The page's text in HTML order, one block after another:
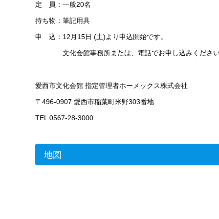
定 員：一般20名
持ち物：筆記用具
申 込：12月15日 (土)より申込開始です。
文化会館事務所または、電話でお申し込みくださ
愛西市文化会館 指定管理者ホーメックス株式会社
〒496-0907 愛西市稲葉町米野303番地
TEL 0567-28-3000
地図